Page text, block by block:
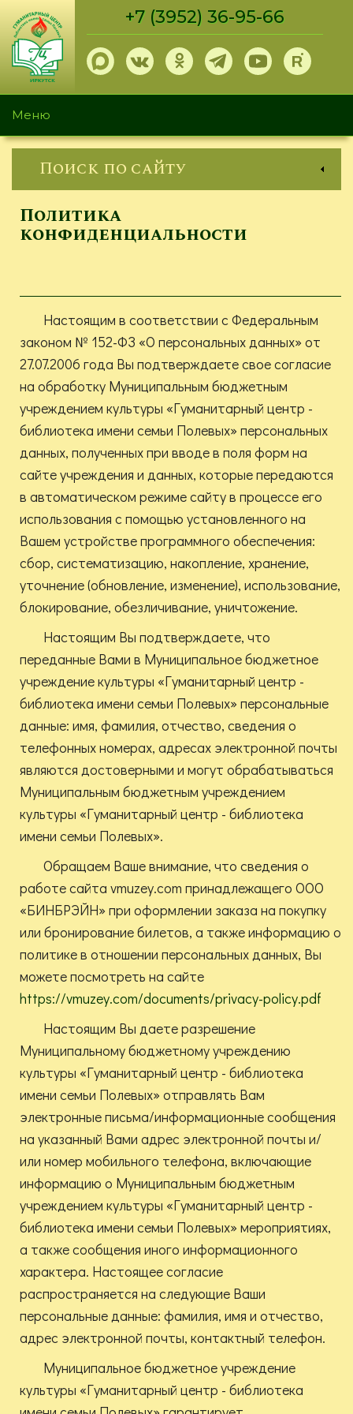
Перейти
основному
содержанию
+7 (3952) 36-95-66
Меню
Поиск по сайту
Политика
конфиденциальности
Настоящим в соответствии с Федеральным
законом № 152-ФЗ «О персональных данных» от
27.07.2006 года Вы подтверждаете свое согласие
на обработку Муниципальным бюджетным
учреждением культуры «Гуманитарный центр -
библиотека имени семьи Полевых» персональных
данных, полученных при вводе в поля форм на
сайте учреждения и данных, которые передаются
в автоматическом режиме сайту в процессе его
использования с помощью установленного на
Вашем устройстве программного обеспечения:
сбор, систематизацию, накопление, хранение,
уточнение (обновление, изменение), использование,
блокирование, обезличивание, уничтожение.
Настоящим Вы подтверждаете, что
переданные Вами в Муниципальное бюджетное
учреждение культуры «Гуманитарный центр -
библиотека имени семьи Полевых» персональные
данные: имя, фамилия, отчество, сведения о
телефонных номерах, адресах электронной почты
являются достоверными и могут обрабатываться
Муниципальным бюджетным учреждением
культуры «Гуманитарный центр - библиотека
имени семьи Полевых».
Обращаем Ваше внимание, что сведения о
работе сайта vmuzey.com принадлежащего ООО
«БИНБРЭЙН» при оформлении заказа на покупку
или бронирование билетов, а также информацию о
политике в отношении персональных данных, Вы
можете посмотреть на сайте
https://vmuzey.com/documents/privacy-policy.pdf
Настоящим Вы даете разрешение
Муниципальному бюджетному учреждению
культуры «Гуманитарный центр - библиотека
имени семьи Полевых» отправлять Вам
электронные письма/информационные сообщения
на указанный Вами адрес электронной почты и/
или номер мобильного телефона, включающие
информацию о Муниципальным бюджетным
учреждением культуры «Гуманитарный центр -
библиотека имени семьи Полевых» мероприятиях,
а также сообщения иного информационного
характера. Настоящее согласие
распространяется на следующие Ваши
персональные данные: фамилия, имя и отчество,
адрес электронной почты, контактный телефон.
Муниципальное бюджетное учреждение
культуры «Гуманитарный центр - библиотека